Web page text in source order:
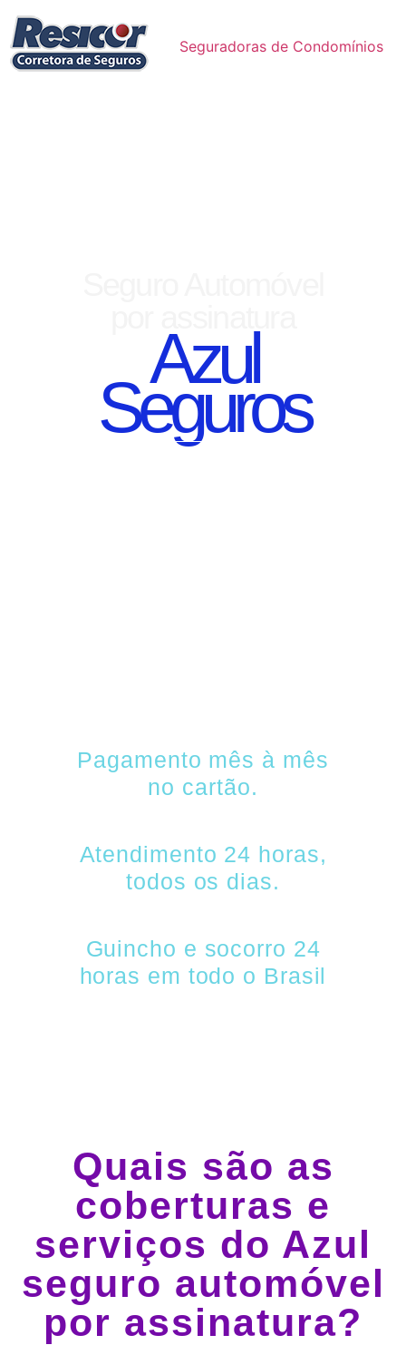
Seguradoras de Condomínios
Azul
Seguros
Pagamento mês à mês
no cartão.
Atendimento 24 horas,
todos os dias.
Guincho e socorro 24
horas em todo o Brasil
Quais são as
coberturas e
serviços do Azul
seguro automóvel
por assinatura?